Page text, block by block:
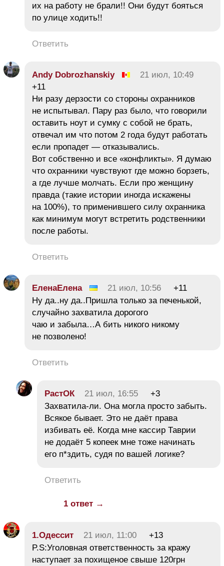
их на работу не брали!! Они будут бояться
по улице ходить!!
Ответить
Andy Dobrozhanskiy
21 июл, 10:49
+11
Ни разу дерзости со стороны охранников
не испытывал. Пару раз было, что говорили
оставить ноут и сумку с собой не брать,
отвечал им что потом 2 года будут работать
если пропадет — отказывались.
Вот собственно и все «конфликты». Я думаю
что охранники чувствуют где можно борзеть,
а где лучше молчать. Если про женщину
правда (такие истории иногда искажены
на 100%), то применившего силу охранника
как минимум могут встретить родственники
после работы.
Ответить
ЕленаЕлена 21 июл, 10:56
+11
Ну да..ну да..Пришла только за печенькой,
случайно захватила дорогого
чаю и забыла…А бить никого никому
не позволено!
Ответить
РастОК 21 июл, 16:55
+3
Захватила-ли. Она могла просто забыть.
Всякое бывает. Это не даёт права
избивать её. Когда мне кассир Таврии
не додаёт 5 копеек мне тоже начинать
его п*здить, судя по вашей логике?
Ответить
1 ответ →
1.Одессит 21 июл, 11:00
+13
P.S:Уголовная ответственность за кражу
наступает за похищеное свыше 120грн